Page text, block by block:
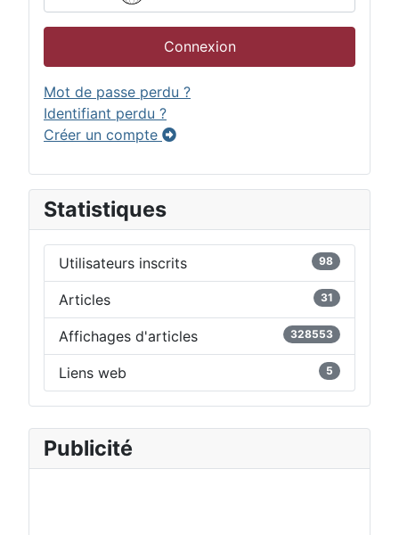
Connexion
Mot de passe perdu ?
Identifiant perdu ?
Créer un compte
Statistiques
Utilisateurs inscrits 98
Articles 31
Affichages d'articles 328553
Liens web 5
Publicité